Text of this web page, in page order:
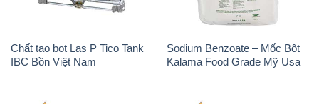
Chất tạo bọt Las P Tico Tank
IBC Bồn Việt Nam
Sodium Benzoate – Mốc Bột
Kalama Food Grade Mỹ Usa